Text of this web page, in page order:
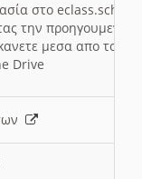
στο eclass.sch.gr
την
μεσα απο το
Drive